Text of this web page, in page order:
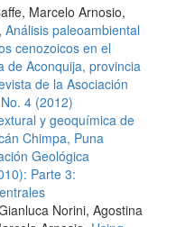
Marcelo Arnosio,
Análisis paleoambiental
cenozoicos en el
de Aconquija, provincia
de la Asociación
4 (2012)
y geoquímica de
Chimpa, Puna
Geológica
Parte 3:
Norini, Agostina